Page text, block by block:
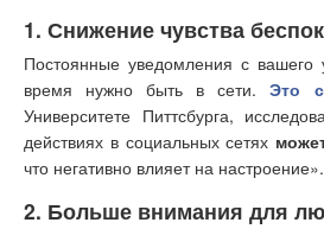
1. Снижение чувства
Постоянные уведомления с вашего
время нужно быть в сети.Это
Университете Питтсбурга,
действиях в социальных сетях
что негативно влияет на настроение».
2. Больше внимания для